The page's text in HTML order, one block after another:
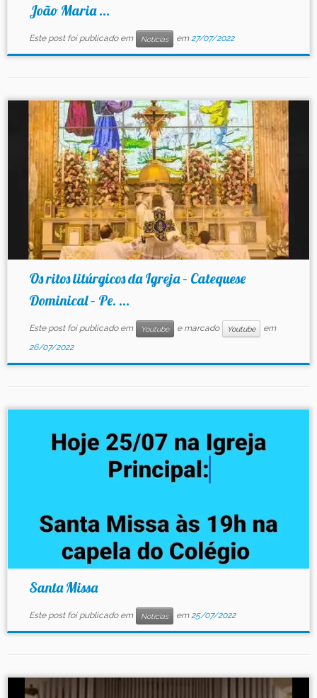
João Maria ...
Este post foi publicado em Notícias em27/07/2022
Os ritos litúrgicos da Igreja – Catequese
Dominical – Pe. ...
Este post foi publicado em Youtube e marcado Youtube
em
26/07/2022
Santa Missa
Este post foi publicado em Notícias em25/07/2022